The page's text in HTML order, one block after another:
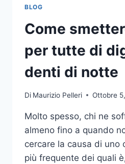
BLOG
Come
per tutte di
denti di notte
Di Maurizio Pelleri Ottobre
Molto spesso, chi ne
almeno fino a quando
cercare la causa di uno
più frequente dei quali